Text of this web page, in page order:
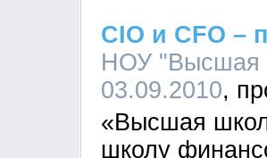
CIO и CFO –
НОУ "Высшая
03.09.2010
«Высшая
школу